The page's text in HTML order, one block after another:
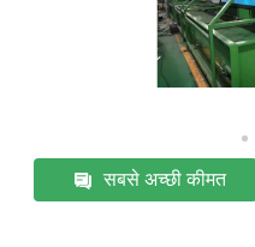
सबसे अच्छी कीमत